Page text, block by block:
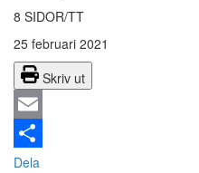
8 SIDOR/TT
25 februari 2021
Skriv ut
Email
Dela